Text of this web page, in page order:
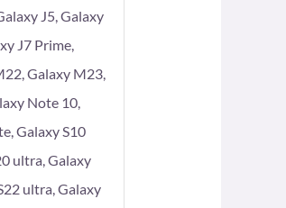
J5, Galaxy
J7 Prime,
Galaxy M23,
Note 10,
Galaxy S10
ultra, Galaxy
ultra, Galaxy